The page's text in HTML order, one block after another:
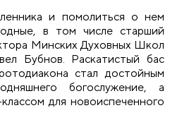
и помолиться о нем
в том числе старший
Минских Духовных Школ
Бубнов. Раскатистый бас
стал достойным
богослужение, а
для новоиспеченного